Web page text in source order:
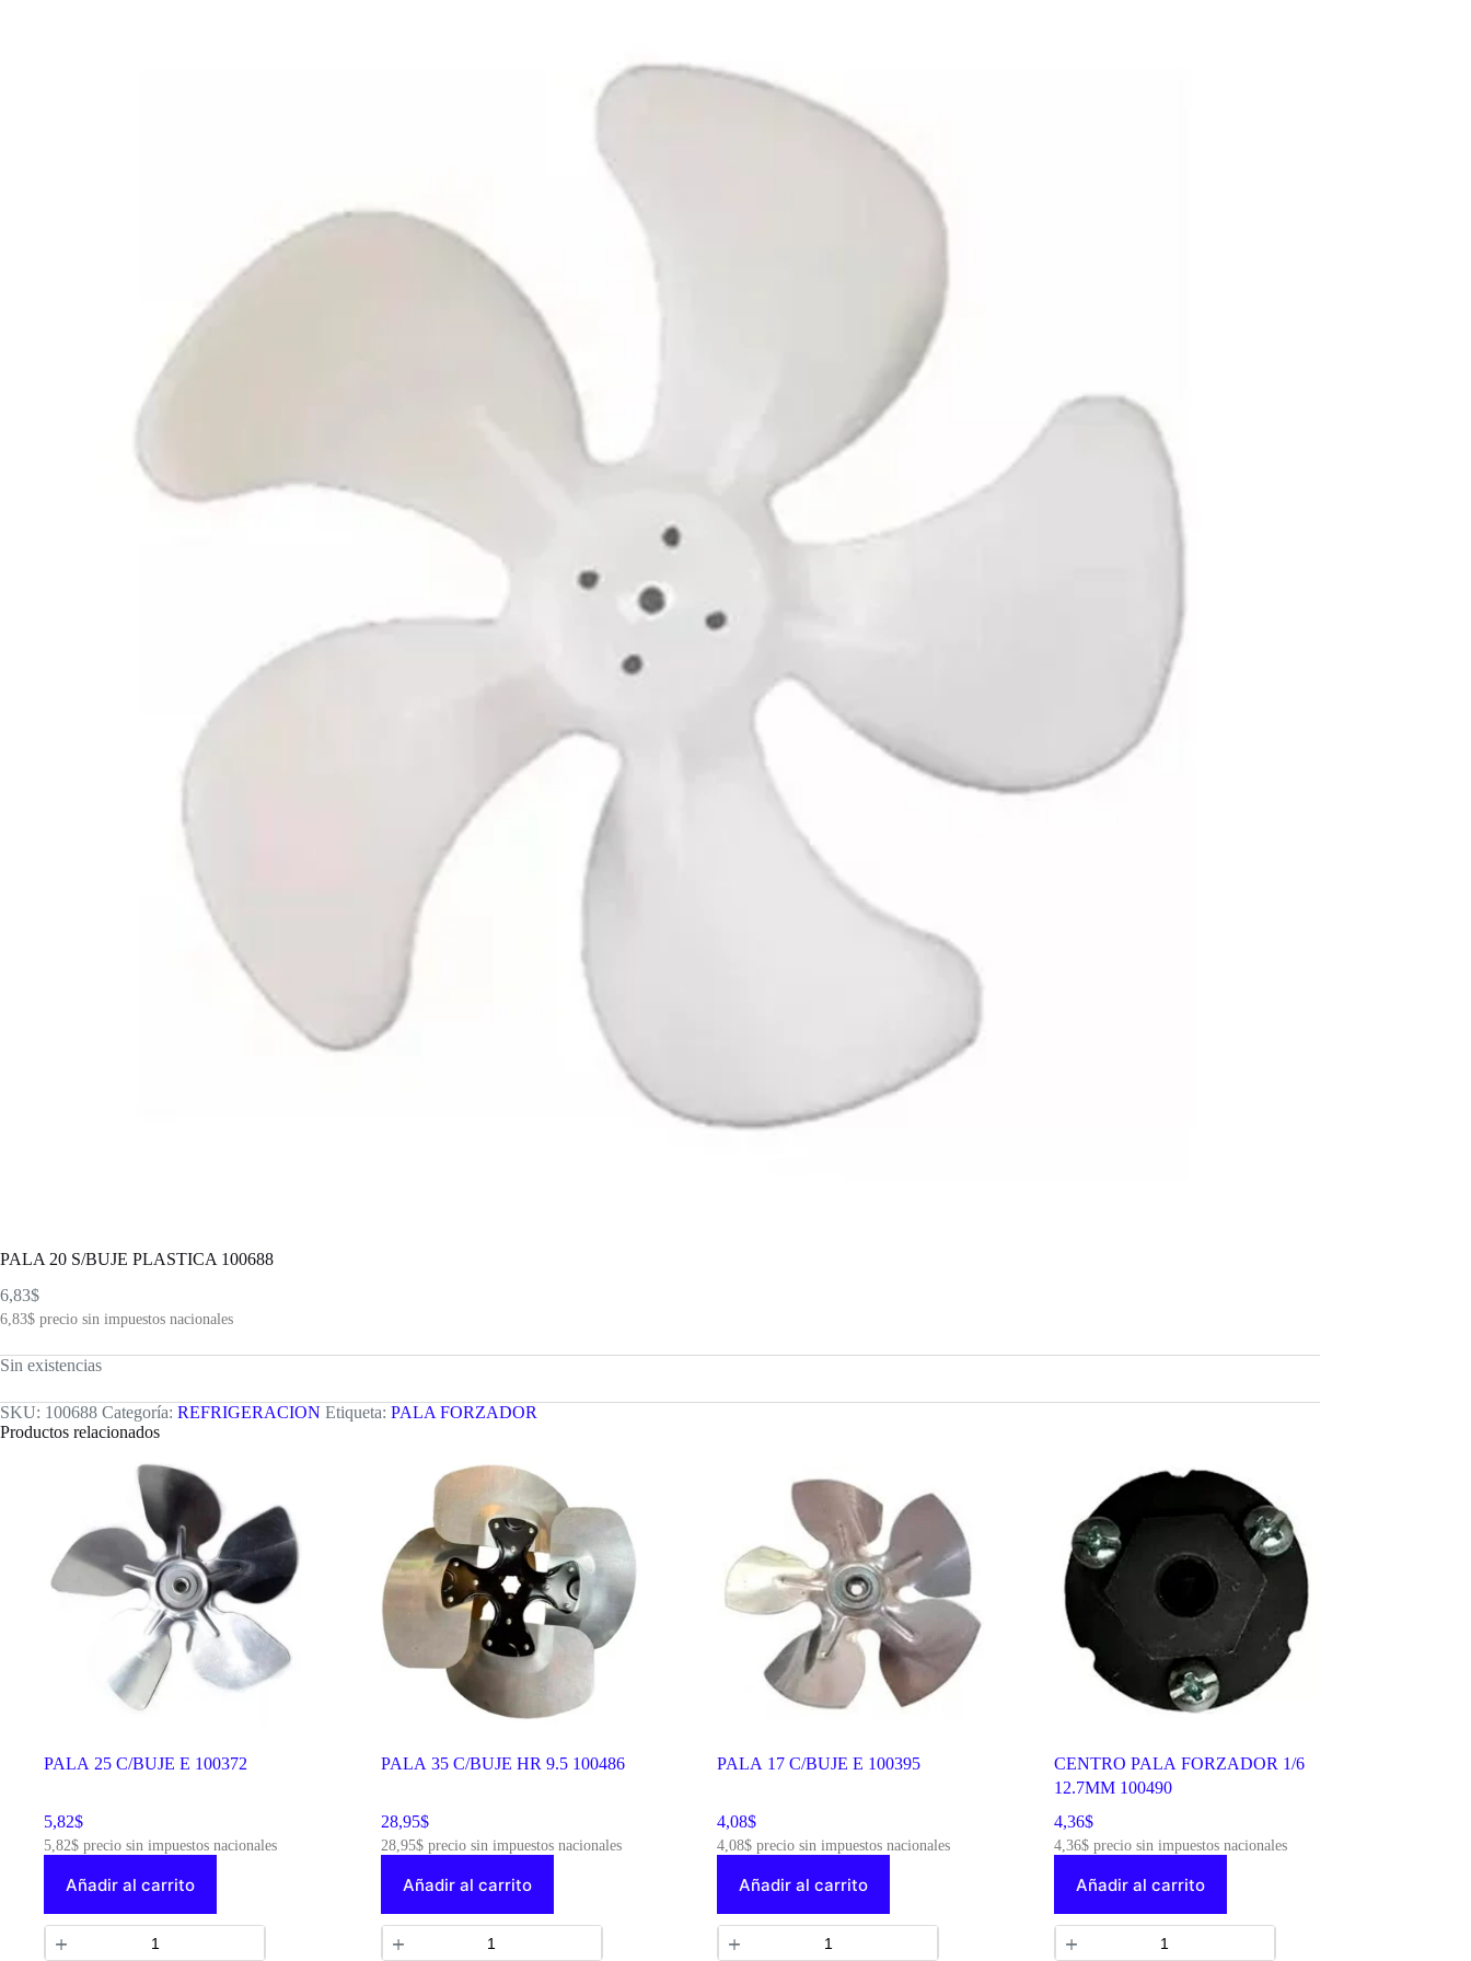
PALA 20 S/BUJE PLASTICA 100688
6,83$
6,83$ precio sin impuestos nacionales
Sin existencias
SKU: 100688 Categoría: REFRIGERACION Etiqueta: PALA FORZADOR
Productos relacionados
PALA 25 C/BUJE E 100372
5,82$
5,82$ precio sin impuestos nacionales
Añadir al carrito
PALA 35 C/BUJE HR 9.5 100486
28,95$
28,95$precio sin impuestos nacionales
Añadir al carrito
PALA 17 C/BUJE E 100395
4,08$
4,08$ precio sin impuestos nacionales
Añadir al carrito
CENTRO PALA FORZADOR 1/6
12.7MM 100490
4,36$
4,36$precio sin impuestos nacionales
Añadir al carrito